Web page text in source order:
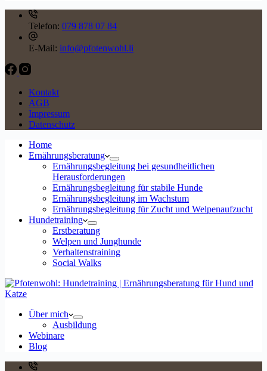
Telefon: 079 878 07 84
E-Mail: info@pfotenwohl.li
Kontakt
AGB
Impressum
Datenschutz
Home
Ernährungsberatung
Ernährungsbegleitung bei gesundheitlichen
Herausforderungen
Ernährungsbegleitung für stabile Hunde
Ernährungsbegleitung im Wachstum
Ernährungsbegleitung für Zucht und Welpenaufzucht
Hundetraining
Erstberatung
Welpen und Junghunde
Verhaltenstraining
Social Walks
Über mich
Ausbildung
Webinare
Blog